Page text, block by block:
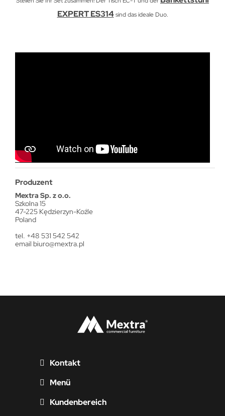
EXPERT ES314sind das ideale Duo.
Produzent
Mextra Sp. z o.o.
Szkolna 15
47-225 Kędzierzyn-Koźle
Poland
tel. +48 531 542 542
email biuro@mextra.pl
Kontakt
Menü
Kundenbereich